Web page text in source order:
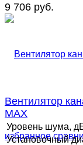
9 706 руб.
избранное
Вентилятор
MAX
Уровень шума,
Установочный